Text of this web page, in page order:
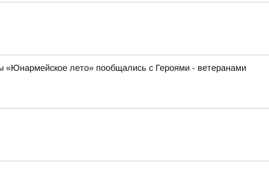
«Юнармейское лето» пообщались с Героями - ветеранами